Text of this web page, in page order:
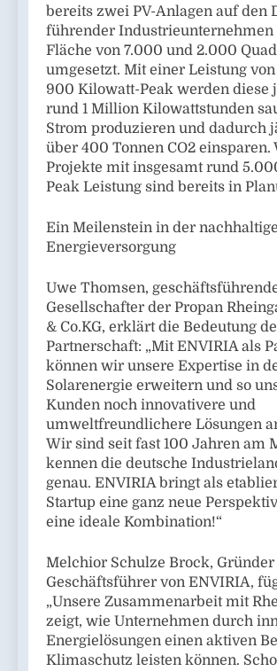
bereits zwei PV-Anlagen auf den
führender
Fläche von 7.000 und 2.000
umgesetzt. Mit einer Leistung
900 Kilowatt-Peak werden diese
rund 1 Million Kilowattstunden
Strom produzieren und dadurch
über 400 Tonnen CO2 einsparen.
Projekte mit insgesamt rund
Peak Leistung sind bereits in
Ein Meilenstein in der
Energieversorgung
Uwe Thomsen,
Gesellschafter der Propan
& Co.KG, erklärt die Bedeutung
Partnerschaft: „Mit ENVIRIA als
können wir unsere Expertise in
Solarenergie erweitern und so
Kunden noch innovativere und
umweltfreundlichere Lösungen
Wir sind seit fast 100 Jahren am
kennen die deutsche
genau. ENVIRIA bringt als
Startup eine ganz neue
eine ideale Kombination!“
Melchior Schulze Brock,
Geschäftsführer von ENVIRIA,
„Unsere Zusammenarbeit mit
zeigt, wie Unternehmen durch
Energielösungen einen aktiven
Klimaschutz leisten können.